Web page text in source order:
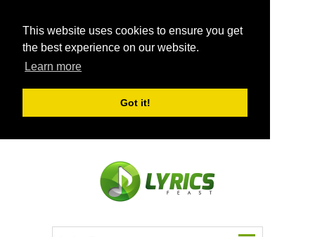
This website uses cookies to ensure you get
the best experience on our website.
Learn more
Got it!